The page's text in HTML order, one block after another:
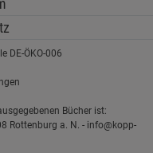
DE-ÖKO-006
Bücher ist:
Rottenburg a. N. - info@kopp-